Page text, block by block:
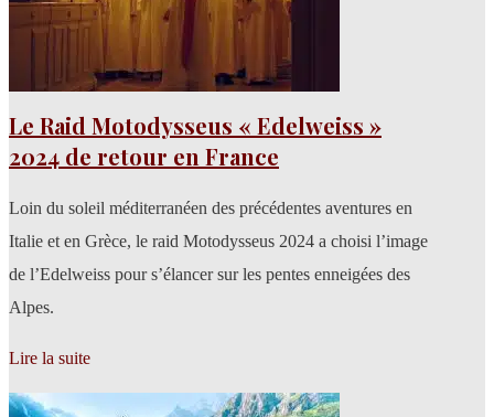
Le Raid Motodysseus « Edelweiss »
2024 de retour en France
Loin du soleil méditerranéen des précédentes aventures en
Italie et en Grèce, le raid Motodysseus 2024 a choisi l’image
de l’Edelweiss pour s’élancer sur les pentes enneigées des
Alpes.
Lire la suite